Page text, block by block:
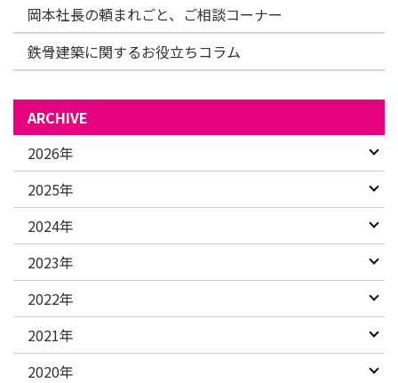
岡本社長の頼まれごと、ご相談コーナー
鉄骨建築に関するお役立ちコラム
ARCHIVE
2026年
2025年
2024年
2023年
2022年
2021年
2020年